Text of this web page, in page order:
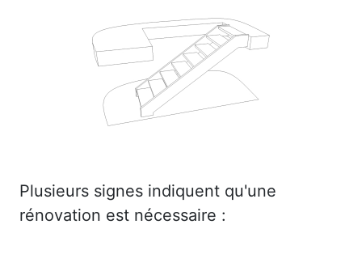
Plusieurs signes indiquent qu'une
rénovation est nécessaire :